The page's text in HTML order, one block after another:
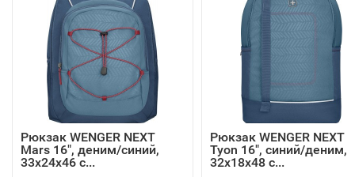
Рюкзак WENGER NEXT
Mars 16", деним/синий,
33x24x46 с...
Рюкзак WENGER NEXT
Tyon 16", синий/деним,
32х18х48 с...